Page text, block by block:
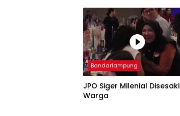
Bandarlampung
JPO Siger Milenial Disesaki
Warga